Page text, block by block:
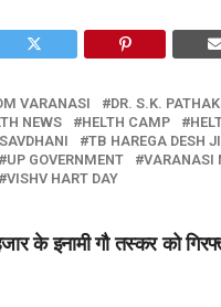
VARANASI
DR. S.K. PATHAK
NEWS HELTH CAMP
TB HAREGA DESH
UP GOVERNMENT
VARANASI
VISHV HART DAY
के इनामी गौ तस्कर को